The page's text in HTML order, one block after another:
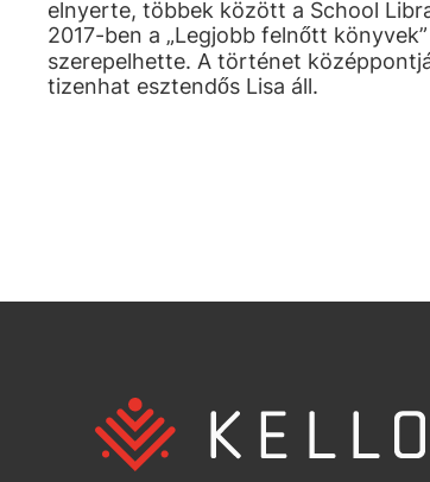
elnyerte, többek között a School
2017-ben a „Legjobb felnőtt
szerepelhette. A történet
tizenhat esztendős Lisa áll.